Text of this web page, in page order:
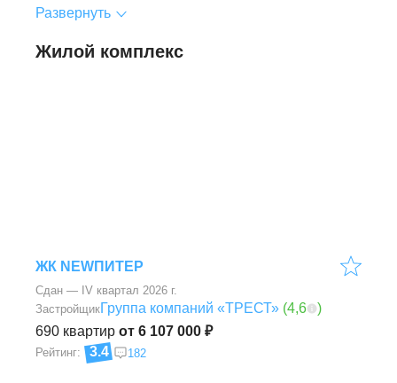
Развернуть
Жилой комплекс
ЖК NEWПИТЕР
Сдан — IV квартал 2026 г.
690 квартир от 6 107 000 ₽
ЗастройщикГруппа компаний «ТРЕСТ» (4,6 )
Рейтинг: 3.4 182